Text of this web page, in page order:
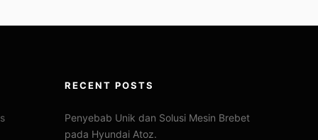
RECENT POSTS
Penyebab Unik dan Solusi Mesin Brebet
pada Hyundai Atoz.